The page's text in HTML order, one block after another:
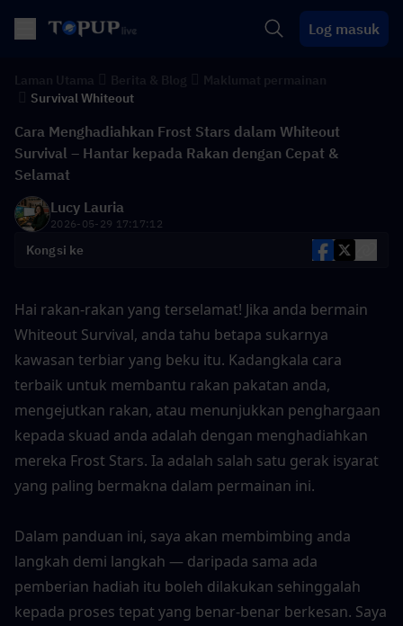
Log masuk
Survival Whiteout
Cara Menghadiahkan Frost Stars dalam Whiteout
Survival – Hantar kepada Rakan dengan Cepat &
Selamat
Lucy Lauria
2026-05-29 17:17:12
Kongsi ke
Hai rakan-rakan yang terselamat! Jika anda bermain
Whiteout Survival, anda tahu betapa sukarnya
kawasan terbiar yang beku itu. Kadangkala cara
terbaik untuk membantu rakan pakatan anda,
mengejutkan rakan, atau menunjukkan penghargaan
kepada skuad anda adalah dengan menghadiahkan
mereka Frost Stars. Ia adalah salah satu gerak isyarat
yang paling bermakna dalam permainan ini.
Dalam panduan ini, saya akan membimbing anda
langkah demi langkah — daripada sama ada
pemberian hadiah itu boleh dilakukan sehinggalah
kepada proses tepat yang benar-benar berkesan. Saya